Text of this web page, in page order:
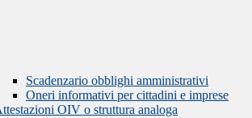
Scadenzario obblighi amministrativi
Oneri informativi per cittadini e imprese
OIV o struttura analoga